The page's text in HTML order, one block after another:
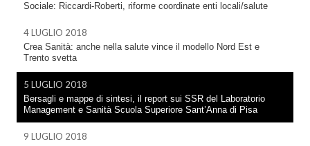
Sociale: Riccardi-Roberti, riforme coordinate enti locali/salute
4 LUGLIO 2018
Crea Sanità: anche nella salute vince il modello Nord Est e
Trento svetta
5 LUGLIO 2018
Bersagli e mappe di sintesi, il report sui SSR del Laboratorio
Management e Sanità Scuola Superiore Sant’Anna di Pisa
9 LUGLIO 2018